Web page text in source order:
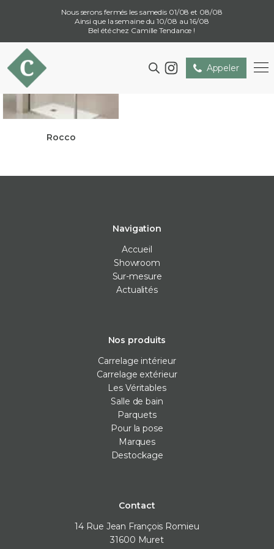
Nous serons fermés les samedis 01/08 et 08/08
Ainsi que la semaine du 10/08 au 16/08
Bel été chez Camille Tendance !
Appeler
Rocco
Navigation
Accueil
Showroom
Sur-mesure
Actualités
Nos produits
Carrelage intérieur
Carrelage extérieur
Les Véritables
Salle de bain
Parquets
Pour la pose
Marques
Destockage
Contact
14 Rue Jean François Romieu
31600 Muret